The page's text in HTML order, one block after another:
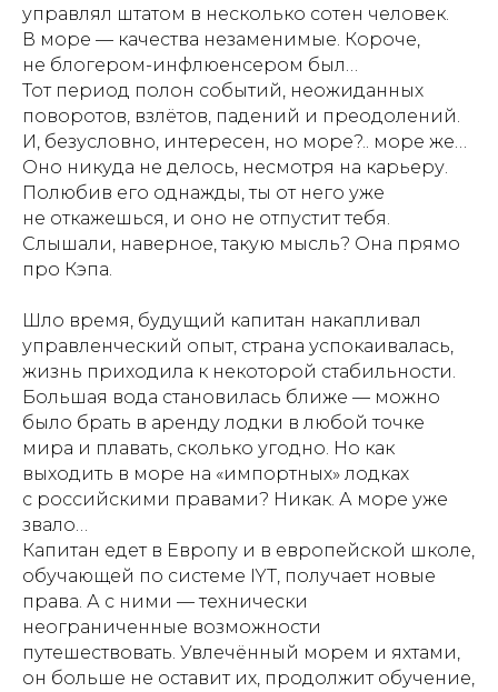
управлял штатом в несколько сотен человек.
В море — качества незаменимые. Короче,
не блогером-инфлюенсером был…
Тот период полон событий, неожиданных
поворотов, взлётов, падений и преодолений.
И, безусловно, интересен, но море?.. море же…
Оно никуда не делось, несмотря на карьеру.
Полюбив его однажды, ты от него уже
не откажешься, и оно не отпустит тебя.
Слышали, наверное, такую мысль? Она прямо
про Кэпа.
Шло время, будущий капитан накапливал
управленческий опыт, страна успокаивалась,
жизнь приходила к некоторой стабильности.
Большая вода становилась ближе — можно
было брать в аренду лодки в любой точке
мира и плавать, сколько угодно. Но как
выходить в море на «импортных» лодках
с российскими правами? Никак. А море уже
звало…
Капитан едет в Европу и в европейской школе,
обучающей по системе IYT, получает новые
права. А с ними — технически
неограниченные возможности
путешествовать. Увлечённый морем и яхтами,
он больше не оставит их, продолжит обучение,